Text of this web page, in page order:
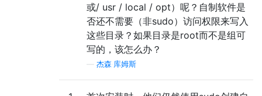
或/ usr / local / opt）呢？自制软件是
否还不需要（非sudo）访问权限来写入
这些目录？如果目录是root而不是组可
写的，该怎么办？
杰森·库姆斯